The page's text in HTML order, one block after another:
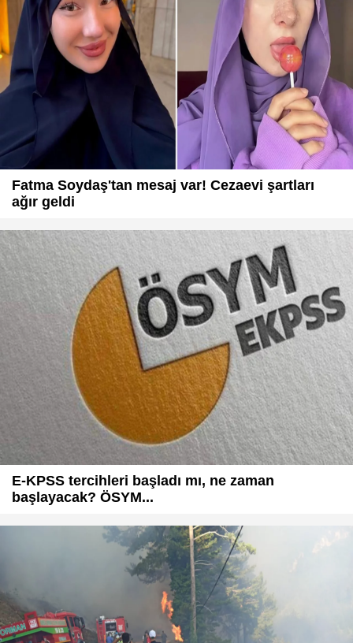
Fatma Soydaş'tan mesaj var! Cezaevi şartları
ağır geldi
E-KPSS tercihleri başladı mı, ne zaman
başlayacak? ÖSYM...